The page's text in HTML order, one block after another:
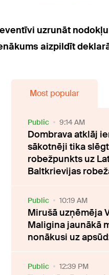
uzrunāt
aizpildīt
Most popular
Public 9:14 AM
Dombrava atklāj
sākotnēji tika
robežpunkts uz
Baltkrievijas
Public 10:19 AM
Mirušā uzņēmēja
Maligina jaunākā
nonākusi uz
Public 12:39 PM